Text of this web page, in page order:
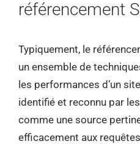
référencement
Typiquement, le
un ensemble de
les performances d’un
identifié et reconnu par
comme une source
efficacement aux